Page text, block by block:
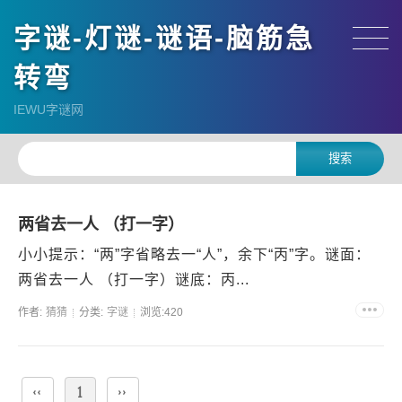
字谜-灯谜-谜语-脑筋急
转弯
IEWU字谜网
两省去一人 （打一字）
小小提示：“两”字省略去一“人”，余下“丙”字。谜面：
两省去一人 （打一字）谜底：丙...
作者: 猜猜 分类: 字谜 浏览:420
‹‹ 1 ››